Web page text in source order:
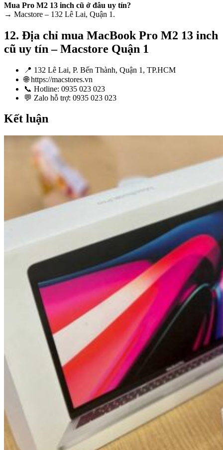
Mua Pro M2 13 inch cũ ở đâu uy tín?
→ Macstore – 132 Lê Lai, Quận 1.
12. Địa chỉ mua MacBook Pro M2 13 inch
cũ uy tín – Macstore Quận 1
📍 132 Lê Lai, P. Bến Thành, Quận 1, TP.HCM
🌐 https://macstores.vn
📞 Hotline: 0935 023 023
💬 Zalo hỗ trợ: 0935 023 023
Kết luận